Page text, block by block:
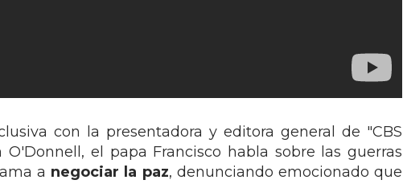
con la presentadora y editora general de "CBS
O'Donnell, el papa Francisco habla sobre las guerras
a negociar la paz, denunciando emocionado que